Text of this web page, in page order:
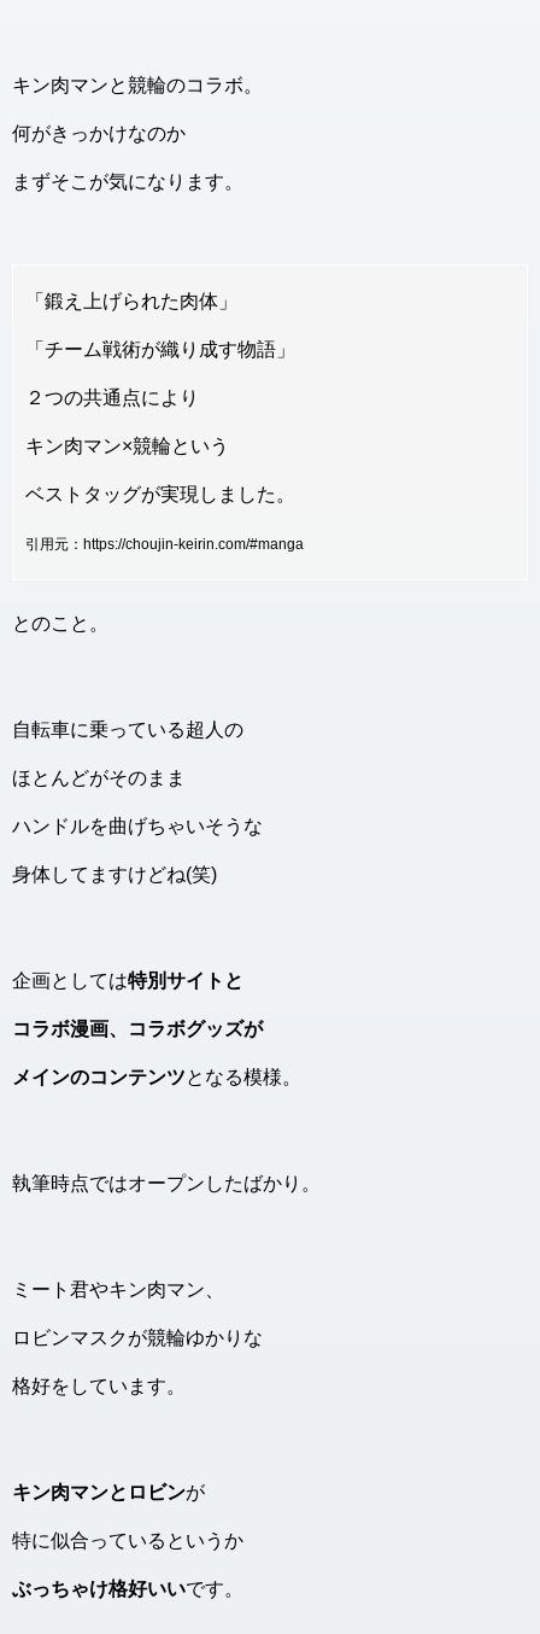
キン肉マンと競輪のコラボ。
何がきっかけなのか
まずそこが気になります。
「鍛え上げられた肉体」
「チーム戦術が織り成す物語」
２つの共通点により
キン肉マン×競輪という
ベストタッグが実現しました。
引用元：https://choujin-keirin.com/#manga
とのこと。
自転車に乗っている超人の
ほとんどがそのまま
ハンドルを曲げちゃいそうな
身体してますけどね(笑)
企画としては特別サイトと
コラボ漫画、コラボグッズが
メインのコンテンツとなる模様。
執筆時点ではオープンしたばかり。
ミート君やキン肉マン、
ロビンマスクが競輪ゆかりな
格好をしています。
キン肉マンとロビンが
特に似合っているというか
ぶっちゃけ格好いいです。